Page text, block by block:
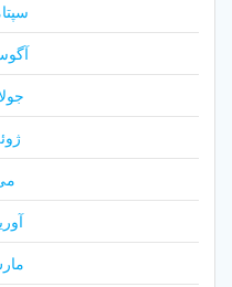
آگوست
می
مارس